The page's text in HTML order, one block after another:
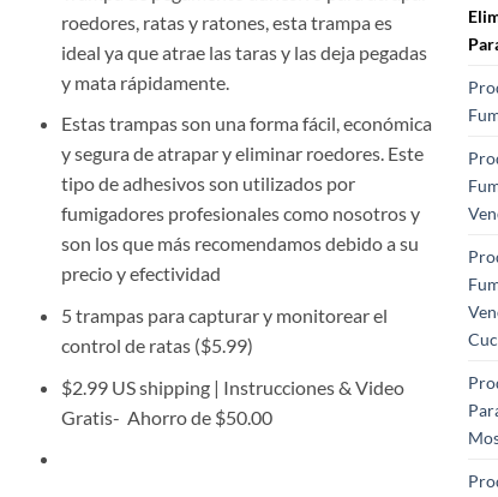
roedores, ratas y ratones, esta trampa es
ideal ya que atrae las taras y las deja pegadas
y mata rápidamente.
Estas trampas son una forma fácil, económica
y segura de atrapar y eliminar roedores. Este
tipo de adhesivos son utilizados por
fumigadores profesionales como nosotros y
son los que más recomendamos debido a su
precio y efectividad
5 trampas para capturar y monitorear el
control de ratas ($5.99)
$2.99 US shipping | Instrucciones & Video
Gratis- Ahorro de $50.00